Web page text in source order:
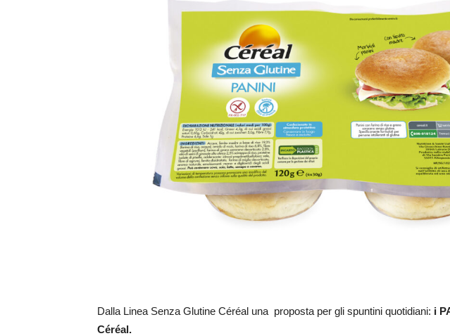
Dalla Linea Senza Glutine Céréal una proposta per gli spuntini quotidiani: i
Céréal.